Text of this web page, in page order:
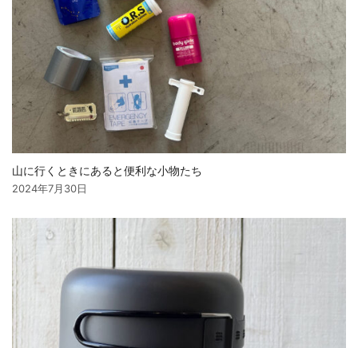
山に行くときにあると便利な小物たち
2024年7月30日